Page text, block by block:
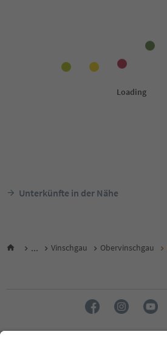
Unterkünfte in der Nähe
... Vinschgau Obervinschgau